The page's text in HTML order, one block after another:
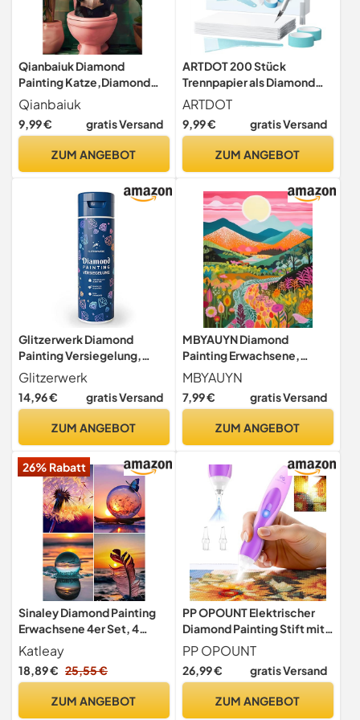
Qianbaiuk Diamond
Painting Katze,Diamond
Painting Erwachsene
schwarze Katze,Diamant
Painting Kits für Geschenk
Dekor(12x16 Zoll)
Qianbaiuk
9,99 € gratis Versand
ZUM ANGEBOT
ARTDOT 200 Stück
Trennpapier als Diamond
Painting Erwachsene
Zubehör, 15x10cm
Verdicktes Doppelseitig
Set für Diamant Painting
ARTDOT
9,99 € gratis Versand
ZUM ANGEBOT
Glitzerwerk Diamond
Painting Versiegelung,
Durchsichtig - Für strahlend
glitzernde Bilder & festen
Halt deiner Steinchen - 250
Glitzerwerk
14,96 € gratis Versand
ZUM ANGEBOT
MBYAUYN Diamond
Painting Erwachsene,
Diamant Painting Bilder
Landscape, DIY Diamond
Painting, Geeignet für
Geschenke 30 x 40 cm
MBYAUYN
7,99 € gratis Versand
ZUM ANGEBOT
26% Rabatt
Sinaley Diamond Painting
Erwachsene 4er Set, 4
Stück 5D Diamant Malerei
Bilder Full Drill 30x40 cm,
DIY Diamond Painting Kit
für Wanddeko &
Katleay
18,89 € 25,55 €
ZUM ANGEBOT
PP OPOUNT Elektrischer
Diamond Painting Stift mit
Licht, leiser Saugstift,
kabellos &
wiederaufladbar, 3
ergonomischer Griff, extra
PP OPOUNT
26,99 € gratis Versand
ZUM ANGEBOT